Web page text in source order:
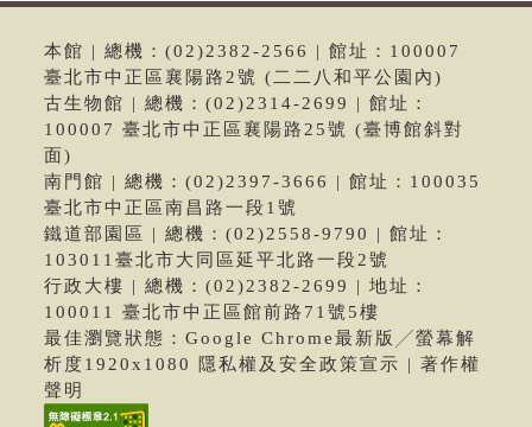
本館 | 總機：(02)2382-2566 | 館址：100007
臺北市中正區襄陽路2號 (二二八和平公園內)
古生物館 | 總機：(02)2314-2699 | 館址：
100007 臺北市中正區襄陽路25號 (臺博館斜對
面)
南門館 | 總機：(02)2397-3666 | 館址：100035
臺北市中正區南昌路一段1號
鐵道部園區 | 總機：(02)2558-9790 | 館址：
103011臺北市大同區延平北路一段2號
行政大樓 | 總機：(02)2382-2699 | 地址：
100011 臺北市中正區館前路71號5樓
最佳瀏覽狀態：Google Chrome最新版╱螢幕解
析度1920x1080 隱私權及安全政策宣示 | 著作權
聲明